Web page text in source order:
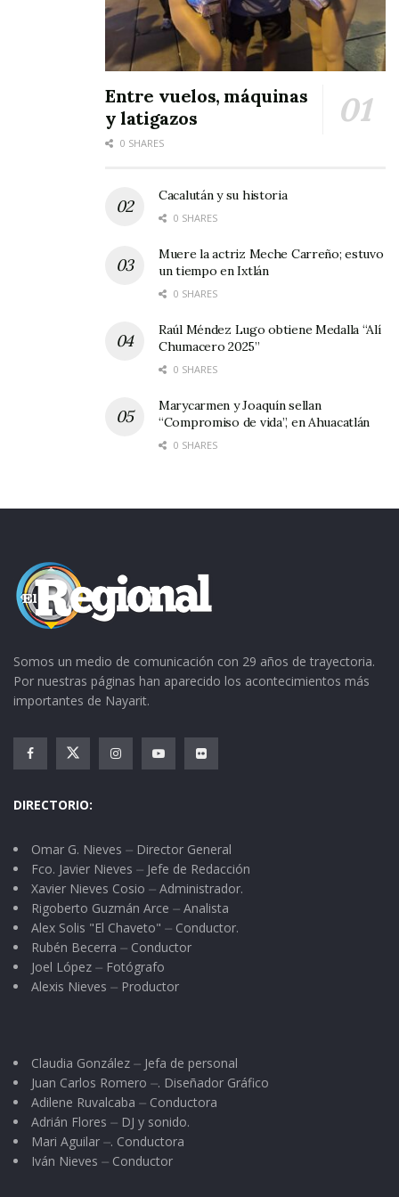
deporte no solo se practica, se vive y se
convierte en motor de transformación social .
deporte Gustavo Ayon
Entre vuelos, máquinas
y latigazos
0 SHARES
Cacalután y su historia
0 SHARES
Muere la actriz Meche Carreño; estuvo
un tiempo en Ixtlán
0 SHARES
Raúl Méndez Lugo obtiene Medalla “Alí
Chumacero 2025”
0 SHARES
Marycarmen y Joaquín sellan
“Compromiso de vida”, en Ahuacatlán
0 SHARES
Somos un medio de comunicación con 29 años de trayectoria.
Por nuestras páginas han aparecido los acontecimientos más
importantes de Nayarit.
DIRECTORIO:
Omar G. Nieves ⏤ Director General
Fco. Javier Nieves ⏤ Jefe de Redacción
Xavier Nieves Cosio ⏤ Administrador.
Rigoberto Guzmán Arce ⏤ Analista
Alex Solis "El Chaveto" ⏤ Conductor.
Rubén Becerra ⏤ Conductor
Joel López ⏤ Fotógrafo
Alexis Nieves ⏤ Productor
Claudia González ⏤ Jefa de personal
Juan Carlos Romero ⏤. Diseñador Gráfico
Adilene Ruvalcaba ⏤ Conductora
Adrián Flores ⏤ DJ y sonido.
Mari Aguilar ⏤. Conductora
Iván Nieves ⏤ Conductor